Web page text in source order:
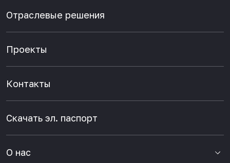
Отраслевые решения
Проекты
Контакты
Скачать эл. паспорт
О нас